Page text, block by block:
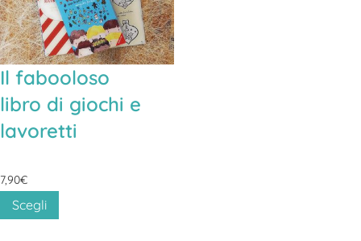
Il fabooloso
libro di giochi e
lavoretti
7,90€
Scegli
prodotto